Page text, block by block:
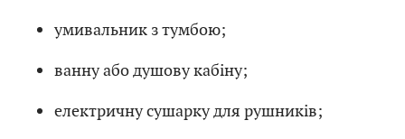
умивальник з тумбою;
ванну або душову кабіну;
електричну сушарку для рушників;